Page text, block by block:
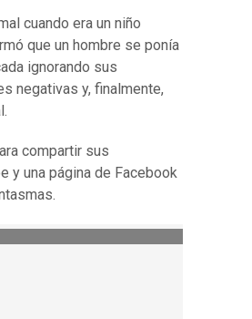
cuando era un niño
que un hombre se ponía
ignorando sus
negativas y, finalmente,
compartir sus
y una página de Facebook